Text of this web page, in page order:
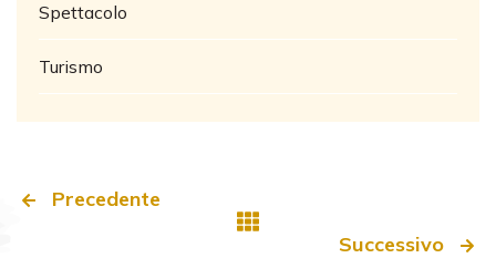
Spettacolo
Turismo
Precedente
Successivo